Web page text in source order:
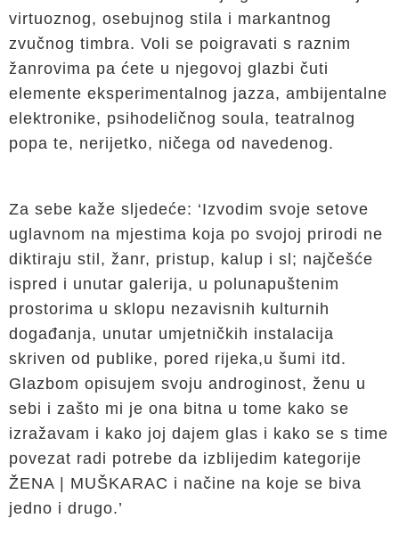
virtuoznog, osebujnog stila i markantnog
zvučnog timbra. Voli se poigravati s raznim
žanrovima pa ćete u njegovoj glazbi čuti
elemente eksperimentalnog jazza, ambijentalne
elektronike, psihodeličnog soula, teatralnog
popa te, nerijetko, ničega od navedenog.
Za sebe kaže sljedeće: ‘Izvodim svoje setove
uglavnom na mjestima koja po svojoj prirodi ne
diktiraju stil, žanr, pristup, kalup i sl; najčešće
ispred i unutar galerija, u polunapuštenim
prostorima u sklopu nezavisnih kulturnih
događanja, unutar umjetničkih instalacija
skriven od publike, pored rijeka,u šumi itd.
Glazbom opisujem svoju androginost, ženu u
sebi i zašto mi je ona bitna u tome kako se
izražavam i kako joj dajem glas i kako se s time
povezat radi potrebe da izblijedim kategorije
ŽENA | MUŠKARAC i načine na koje se biva
jedno i drugo.’